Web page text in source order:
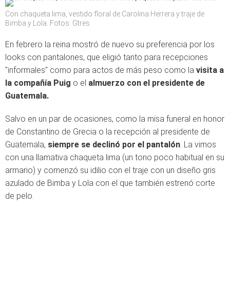
Con chaqueta lima, vestido floral de Carolina Herrera y traje de
Bimba y Lola. Fotos: Gtres
En febrero la reina mostró de nuevo su preferencia por los
looks con pantalones, que eligió tanto para recepciones
"informales" como para actos de más peso como la visita a
la compañía Puig o el almuerzo con el presidente de
Guatemala.
Salvo en un par de ocasiones, como la misa funeral en honor
de Constantino de Grecia o la recepción al presidente de
Guatemala, siempre se declinó por el pantalón. La vimos
con una llamativa chaqueta lima (un tono poco habitual en su
armario) y comenzó su idilio con el traje con un diseño gris
azulado de Bimba y Lola con el que también estrenó corte
de pelo.